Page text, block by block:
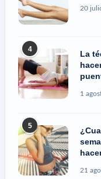
20
4
La
1
5
21